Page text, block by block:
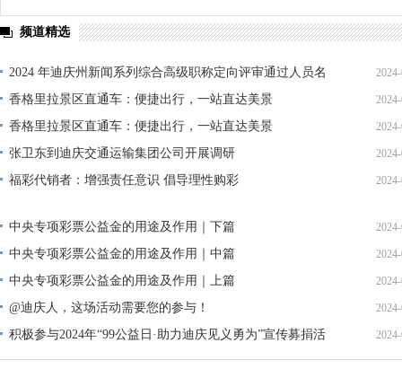
频道精选
2024 年迪庆州新闻系列综合高级职称定向评审通过人员名
单公示
香格里拉景区直通车：便捷出行，一站直达美景
香格里拉景区直通车：便捷出行，一站直达美景
张卫东到迪庆交通运输集团公司开展调研
福彩代销者：增强责任意识 倡导理性购彩
中央专项彩票公益金的用途及作用｜下篇
中央专项彩票公益金的用途及作用｜中篇
中央专项彩票公益金的用途及作用｜上篇
@迪庆人，这场活动需要您的参与！
积极参与2024年“99公益日·助力迪庆见义勇为”宣传募捐活
动倡议书